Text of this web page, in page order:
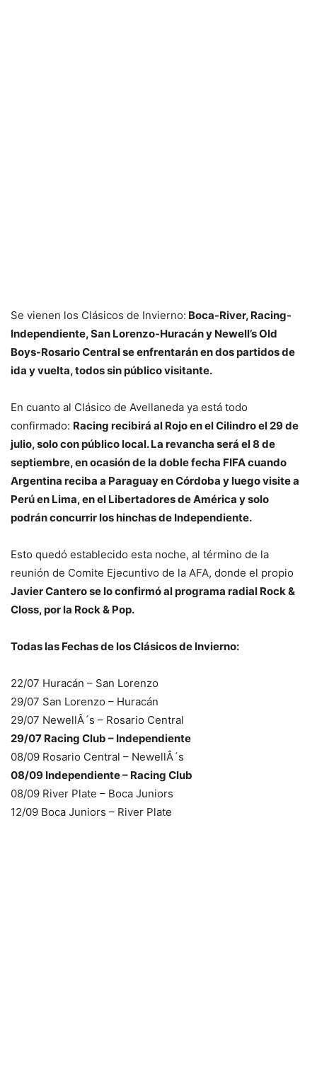
Se vienen los Clásicos de Invierno: Boca-River, Racing-
Independiente, San Lorenzo-Huracán y Newell’s Old
Boys-Rosario Central se enfrentarán en dos partidos de
ida y vuelta, todos sin público visitante.
En cuanto al Clásico de Avellaneda ya está todo
confirmado: Racing recibirá al Rojo en el Cilindro el 29 de
julio, solo con público local. La revancha será el 8 de
septiembre, en ocasión de la doble fecha FIFA cuando
Argentina reciba a Paraguay en Córdoba y luego visite a
Perú en Lima, en el Libertadores de América y solo
podrán concurrir los hinchas de Independiente.
Esto quedó establecido esta noche, al término de la
reunión de Comite Ejecuntivo de la AFA, donde el propio
Javier Cantero se lo confirmó al programa radial Rock &
Closs, por la Rock & Pop.
Todas las Fechas de los Clásicos de Invierno:
22/07 Huracán – San Lorenzo
29/07 San Lorenzo – Huracán
29/07 NewellÂ´s – Rosario Central
29/07 Racing Club – Independiente
08/09 Rosario Central – NewellÂ´s
08/09 Independiente – Racing Club
08/09 River Plate – Boca Juniors
12/09 Boca Juniors – River Plate